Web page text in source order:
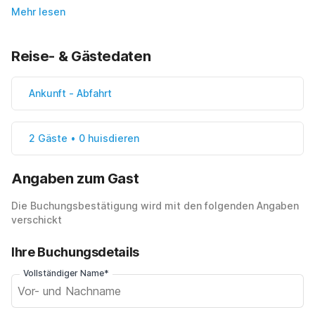
Mehr lesen
Reise- & Gästedaten
Ankunft - Abfahrt
2 Gäste • 0 huisdieren
Angaben zum Gast
Die Buchungsbestätigung wird mit den folgenden Angaben
verschickt
Ihre Buchungsdetails
Vollständiger Name*